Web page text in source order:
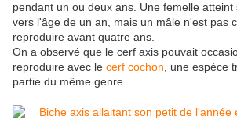
pendant un ou deux ans. Une femelle
vers l'âge de un an, mais un mâle n'est pas
reproduire avant quatre ans.
On a observé que le cerf axis pouvait
reproduire avec le cerf cochon , une espèce
partie du même genre.